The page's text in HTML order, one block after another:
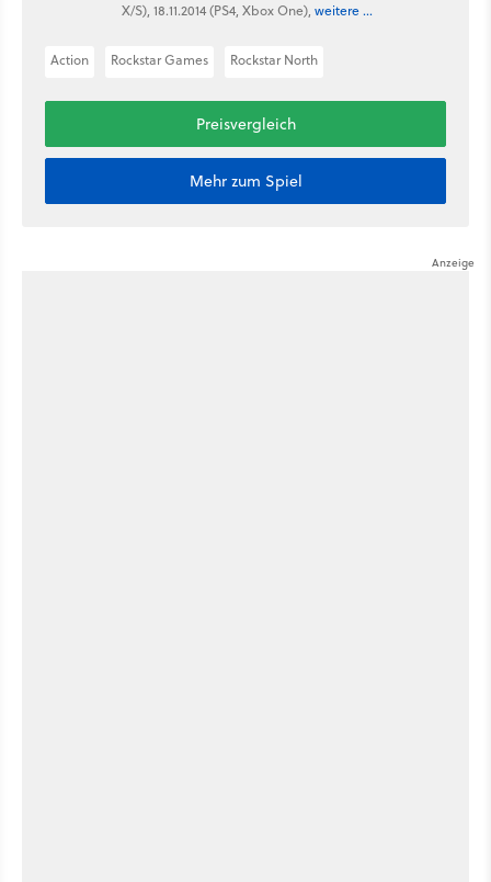
X/S), 18.11.2014 (PS4, Xbox One), weitere ...
Action Rockstar Games Rockstar North
Preisvergleich
Mehr zum Spiel